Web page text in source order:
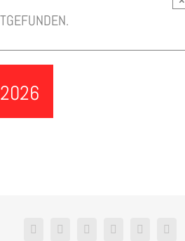
Facebook
X RedditLinkedInPinterestVk